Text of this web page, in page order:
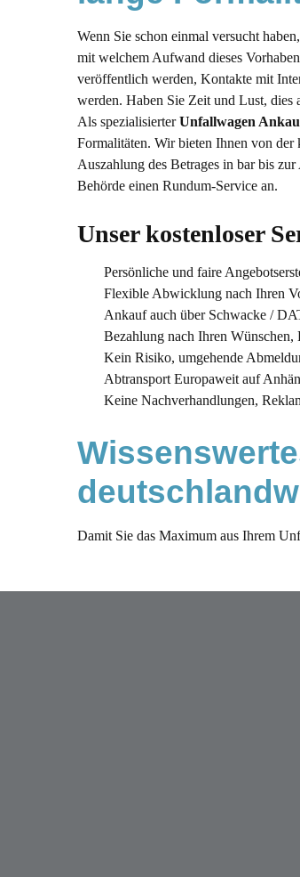
Wie bemessen wir den Preis
Hier die häufigsten Fragen
Unfallwagen gehen
Unfallwagen Export nach
Wenn Sie schon einmal versucht
mit welchem Aufwand dieses
veröffentlich werden, Kontakte mit
werden. Haben Sie Zeit und Lust, dies
Als spezialisierterUnfallwagen
Formalitäten. Wir bieten Ihnen von
Auszahlung des Betrages in bar bis
Behörde einen Rundum-Service an.
Unser kostenloser
Persönliche und faire
Flexible Abwicklung nach Ihren
Ankauf auch über Schwacke /
Bezahlung nach Ihren
Kein Risiko, umgehende
Abtransport Europaweit auf
Keine Nachverhandlungen,
Damit Sie das Maximum aus Ihrem